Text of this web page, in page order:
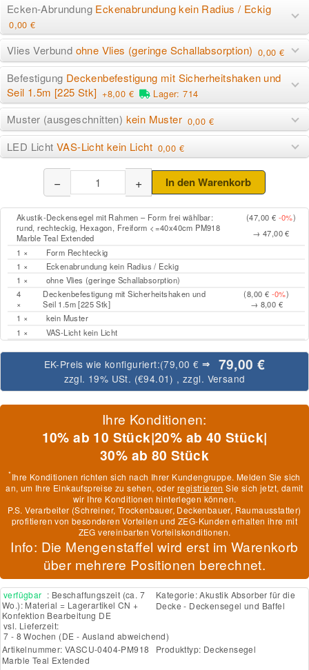
Ecken-Abrundung Eckenabrundung kein Radius / Eckig
0,00 €
Vlies Verbund ohne Vlies (geringe Schallabsorption) 0,00 €
Befestigung Deckenbefestigung mit Sicherheitshaken und
Seil 1.5m [225 Stk] +8,00 € Lager: 714
Muster (ausgeschnitten) kein Muster 0,00 €
LED Licht VAS-Licht kein Licht 0,00 €
Akustik-Deckensegel mit Rahmen – Form frei wählbar:
rund, rechteckig, Hexagon, Freiform <=40x40cm PM918
Marble Teal Extended
(47,00 € -0%)
→ 47,00 €
1 ×
Form Rechteckig
1 ×
Eckenabrundung kein Radius / Eckig
1 ×
ohne Vlies (geringe Schallabsorption)
4
×
Deckenbefestigung mit Sicherheitshaken und
Seil 1.5m [225 Stk]
(8,00 € -0%)
→ 8,00 €
1 ×
kein Muster
1 ×
VAS-Licht kein Licht
EK-Preis wie konfiguriert:(79,00 € ⇒ 79,00 €
zzgl. 19% USt. (€94.01) , zzgl. Versand
− + In den Warenkorb
Ihre Konditionen:
10% ab 10 Stück|20% ab 40 Stück|
30% ab 80 Stück
*Ihre Konditionen richten sich nach Ihrer Kundengruppe. Melden Sie sich
an, um Ihre Einkaufspreise zu sehen, oderregistrieren Sie sich jetzt, damit
wir Ihre Konditionen hinterlegen können.
P.S. Verarbeiter (Schreiner, Trockenbauer, Deckenbauer, Raumausstatter)
profitieren von besonderen Vorteilen und ZEG-Kunden erhalten ihre mit
ZEG vereinbarten Vorteilskonditionen.
Info: Die Mengenstaffel wird erst im Warenkorb
über mehrere Positionen berechnet.
verfügbar : Beschaffungszeit (ca. 7
Wo.): Material = Lagerartikel CN +
Konfektion Bearbeitung DE
vsl. Lieferzeit:
7 - 8 Wochen (DE - Ausland abweichend)
Kategorie:Akustik Absorber für die
Decke - Deckensegel und Baffel
Artikelnummer: VASCU-0404-PM918
Marble Teal Extended
Produkttyp: Deckensegel